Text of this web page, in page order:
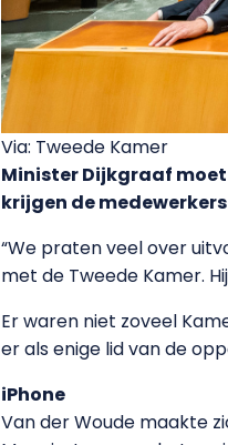
Via: Tweede Kamer
Minister Dijkgraaf
krijgen de
“We praten veel over
met de Tweede Kamer.
Er waren niet zoveel
er als enige lid van de
iPhone
Van der Woude maakte